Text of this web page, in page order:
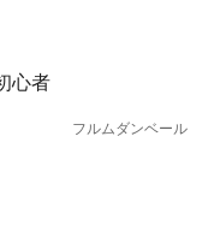
フルムダンベール
心者